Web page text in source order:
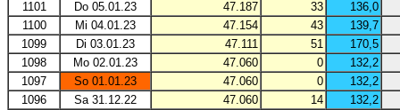
1101
Do 05.01.23 47.187 33
136,0
1100
Mi 04.01.23 47.154 43
139,7
1099
Di 03.01.23 47.111 51
170,5
1098
Mo 02.01.23 47.060 0
132,2
1097
So 01.01.23 47.060 0
132,2
1096
Sa 31.12.22 47.060 14
132,2